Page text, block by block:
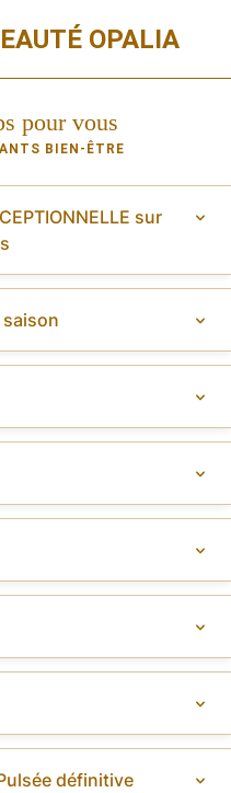
OPALIA
pour vous
BIEN-ÊTRE
sur
définitive